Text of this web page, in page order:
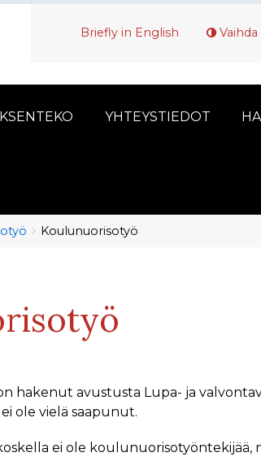
Briefly in English
YHTEYSTIEDOT
Koulunuorisotyö
hakenut avustusta Lupa- ja
ole vielä saapunut.
ei ole koulunuorisotyöntekijää,